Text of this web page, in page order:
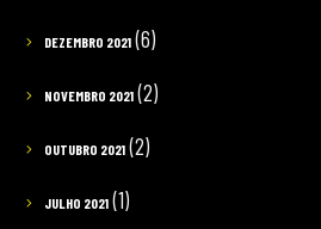
DEZEMBRO 2021(6)
NOVEMBRO 2021(2)
OUTUBRO 2021(2)
JULHO 2021(1)